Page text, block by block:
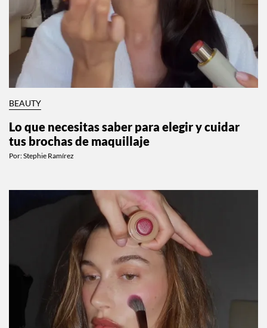
BEAUTY
Lo que necesitas saber para elegir y cuidar
tus brochas de maquillaje
Por:Stephie Ramírez